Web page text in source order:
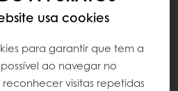
usa cookies
para garantir que tem a
ao navegar no
visitas repetidas